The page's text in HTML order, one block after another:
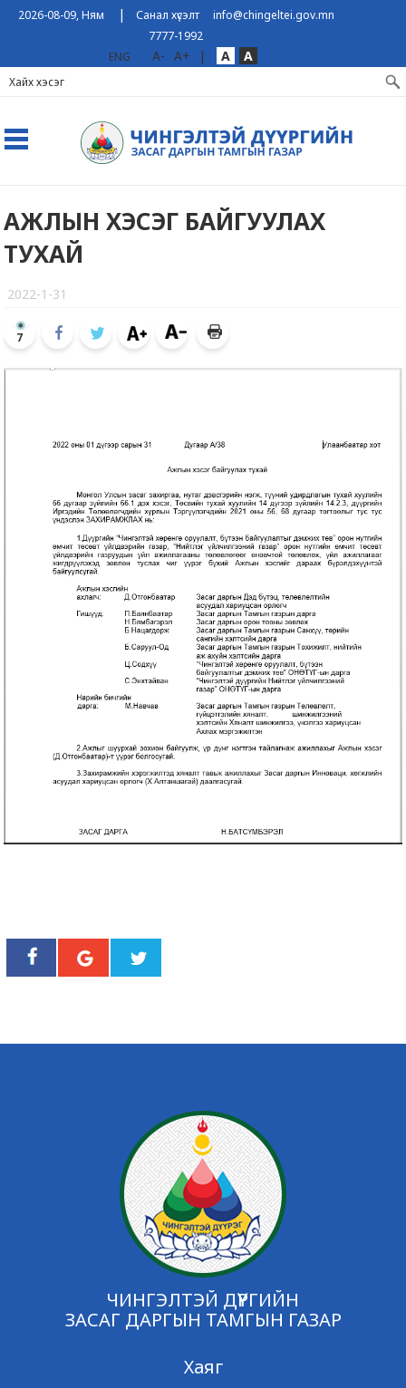
2026-08-09, Ням | Санал хүсэлт
info@chingeltei.gov.mn
7777-1992
ENG
A- A+ | A A
АЖЛЫН ХЭСЭГ БАЙГУУЛАХ
ТУХАЙ
2022-1-31
7
ЧИНГЭЛТЭЙ ДҮҮРГИЙН
ЗАСАГ ДАРГЫН ТАМГЫН ГАЗАР
Хаяг